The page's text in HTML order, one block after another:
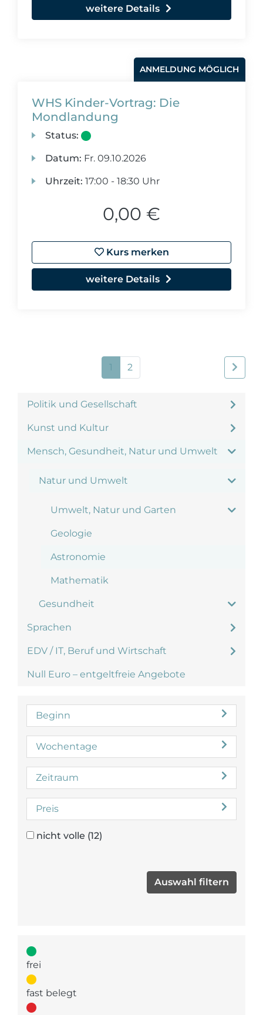
Politik und Gesellschaft
Kunst und Kultur
Mensch, Gesundheit, Natur und Umwelt
Natur und Umwelt
Umwelt, Natur und Garten
Geologie
Astronomie
Mathematik
Gesundheit
Sprachen
EDV / IT, Beruf und Wirtschaft
Null Euro – entgeltfreie Angebote
Beginn
Wochentage
Zeitraum
Preis
nicht volle (12)
frei
fast belegt
weitere Details
ANMELDUNG MÖGLICH
WHS Kinder-Vortrag: Die
Mondlandung
Status:
Datum: Fr. 09.10.2026
Uhrzeit: 17:00 - 18:30 Uhr
0,00 €
Kurs merken
weitere Details
1 2